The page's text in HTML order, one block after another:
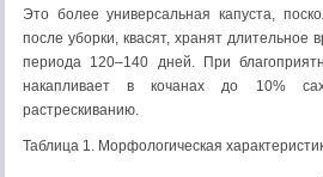
Это более универсальная капуста,
после уборки, квасят, хранят длительное
периода 120–140 дней. При
накапливает в кочанах до 10%
растрескиванию.
Таблица 1. Морфологическая